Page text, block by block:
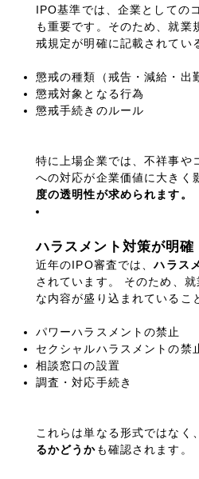
IPO基準では、企業としての
も重要です。そのため、就業
戒規定が明確に記載されてい
懲戒の種類（戒告・減給・出
懲戒対象となる行為
懲戒手続きのルール
特に上場企業では、不祥事や
への対応が企業価値に大きく
度の透明性が求められます。
ハラスメント対策が明確
近年のIPO審査では、ハラス
されています。
そのため、
な内容が盛り込まれているこ
パワーハラスメントの禁止
セクシャルハラスメントの禁
相談窓口の設置
調査・対応手続き
これらは単なる形式ではなく、
るかどうかも確認されます。